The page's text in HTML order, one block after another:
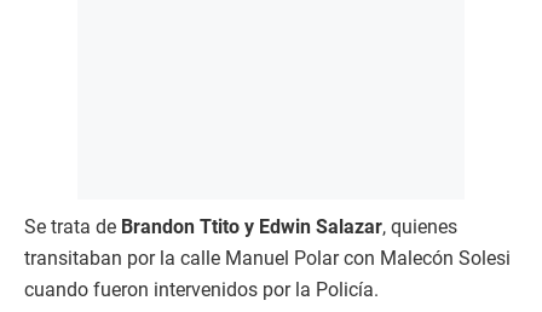
Se trata de Brandon Ttito y Edwin Salazar, quienes
transitaban por la calle Manuel Polar con Malecón Solesi
cuando fueron intervenidos por la Policía.